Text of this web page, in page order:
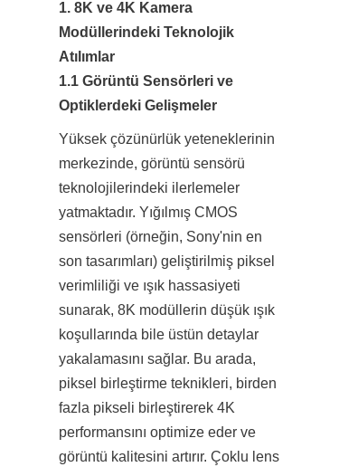
1. 8K ve 4K Kamera
Modüllerindeki Teknolojik
Atılımlar
1.1 Görüntü Sensörleri ve
Optiklerdeki Gelişmeler
Yüksek çözünürlük yeteneklerinin
merkezinde, görüntü sensörü
teknolojilerindeki ilerlemeler
yatmaktadır. Yığılmış CMOS
sensörleri (örneğin, Sony'nin en
son tasarımları) geliştirilmiş piksel
verimliliği ve ışık hassasiyeti
sunarak, 8K modüllerin düşük ışık
koşullarında bile üstün detaylar
yakalamasını sağlar. Bu arada,
piksel birleştirme teknikleri, birden
fazla pikseli birleştirerek 4K
performansını optimize eder ve
görüntü kalitesini artırır. Çoklu lens